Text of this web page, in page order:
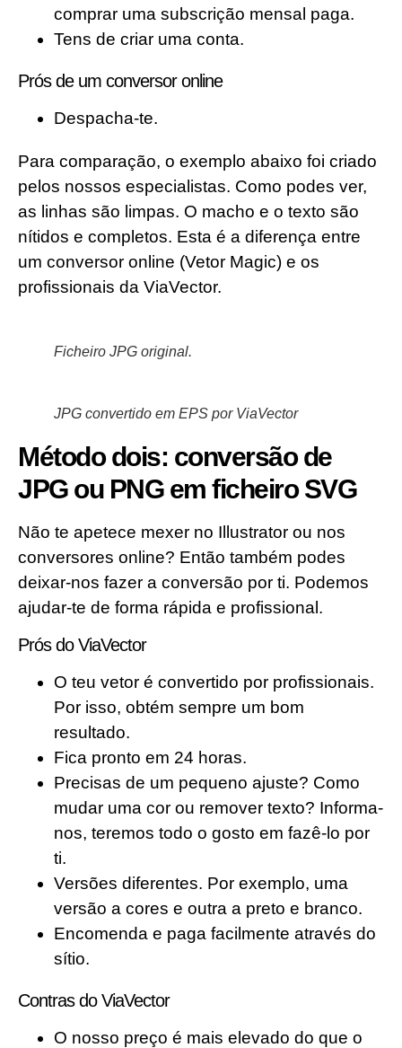
comprar uma subscrição mensal paga.
Tens de criar uma conta.
Prós de um conversor online
Despacha-te.
Para comparação, o exemplo abaixo foi criado
pelos nossos especialistas. Como podes ver,
as linhas são limpas. O macho e o texto são
nítidos e completos. Esta é a diferença entre
um conversor online (Vetor Magic) e os
profissionais da ViaVector.
Ficheiro JPG original.
JPG convertido em EPS por ViaVector
Método dois: conversão de
JPG ou PNG em ficheiro SVG
Não te apetece mexer no Illustrator ou nos
conversores online? Então também podes
deixar-nos fazer a conversão por ti. Podemos
ajudar-te de forma rápida e profissional.
Prós do ViaVector
O teu vetor é convertido por profissionais.
Por isso, obtém sempre um bom
resultado.
Fica pronto em 24 horas.
Precisas de um pequeno ajuste? Como
mudar uma cor ou remover texto? Informa-
nos, teremos todo o gosto em fazê-lo por
ti.
Versões diferentes. Por exemplo, uma
versão a cores e outra a preto e branco.
Encomenda e paga facilmente através do
sítio.
Contras do ViaVector
O nosso preço é mais elevado do que o